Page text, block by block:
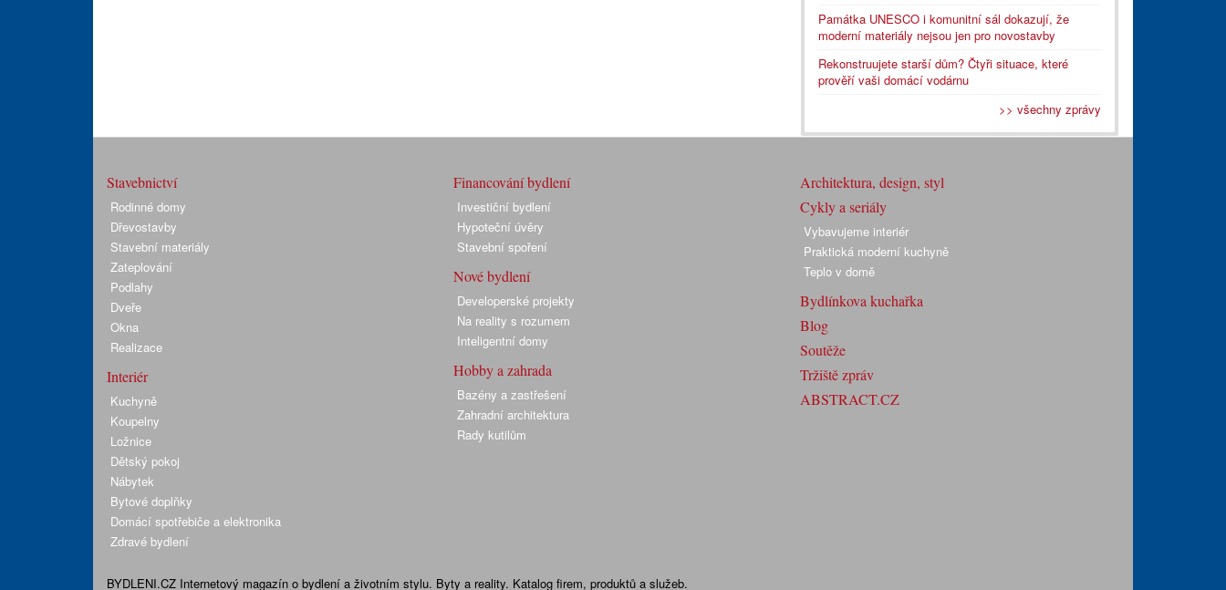
Památka UNESCO i komunitní sál dokazují, že
moderní materiály nejsou jen pro novostavby
Rekonstruujete starší dům? Čtyři situace, které
prověří vaši domácí vodárnu
>> všechny zprávy
Stavebnictví
Rodinné domy
Dřevostavby
Stavební materiály
Zateplování
Podlahy
Dveře
Okna
Realizace
Interiér
Kuchyně
Koupelny
Ložnice
Dětský pokoj
Nábytek
Bytové doplňky
Domácí spotřebiče a elektronika
Zdravé bydlení
Financování bydlení
Investiční bydlení
Hypoteční úvěry
Stavební spoření
Nové bydlení
Developerské projekty
Na reality s rozumem
Inteligentní domy
Hobby a zahrada
Bazény a zastřešení
Zahradní architektura
Rady kutilům
Architektura, design, styl
Cykly a seriály
Vybavujeme interiér
Praktická moderní kuchyně
Teplo v domě
Bydlínkova kuchařka
Blog
Soutěže
Tržiště zpráv
ABSTRACT.CZ
BYDLENI.CZ Internetový magazín o bydlení a životním stylu. Byty a reality. Katalog firem, produktů a služeb.